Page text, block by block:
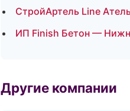
СтройАртель Line
ИП Finish Бетон —
Другие компании